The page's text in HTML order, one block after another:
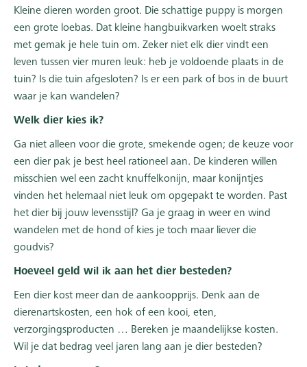
Kleine dieren worden groot. Die schattige puppy is morgen
een grote loebas. Dat kleine hangbuikvarken woelt straks
met gemak je hele tuin om. Zeker niet elk dier vindt een
leven tussen vier muren leuk: heb je voldoende plaats in de
tuin? Is die tuin afgesloten? Is er een park of bos in de buurt
waar je kan wandelen?
Welk dier kies ik?
Ga niet alleen voor die grote, smekende ogen; de keuze voor
een dier pak je best heel rationeel aan. De kinderen willen
misschien wel een zacht knuffelkonijn, maar konijntjes
vinden het helemaal niet leuk om opgepakt te worden. Past
het dier bij jouw levensstijl? Ga je graag in weer en wind
wandelen met de hond of kies je toch maar liever die
goudvis?
Hoeveel geld wil ik aan het dier besteden?
Een dier kost meer dan de aankoopprijs. Denk aan de
dierenartskosten, een hok of een kooi, eten,
verzorgingsproducten … Bereken je maandelijkse kosten.
Wil je dat bedrag veel jaren lang aan je dier besteden?